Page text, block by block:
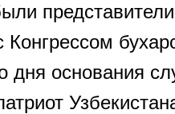
дня основания